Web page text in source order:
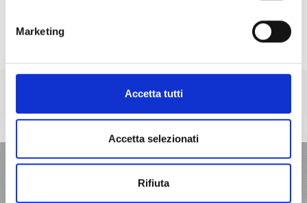
Marketing
Accetta tutti
Accetta selezionati
Rifiuta
RICERCA ALLOGGI
VACANZA IN VAL VENOSTA
OFFERTE